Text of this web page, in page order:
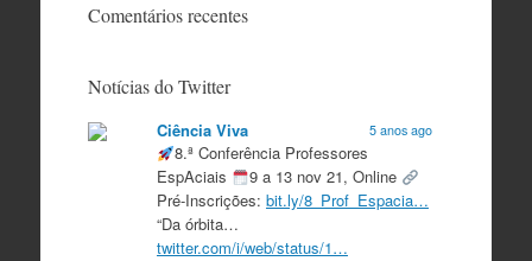
Comentários recentes
Notícias do Twitter
Ciência Viva 5 anos ago
8.ª Conferência Professores
EspAciais
9 a 13 nov 21, Online
Pré-Inscrições: bit.ly/8_Prof_Espacia…
“Da órbita…
twitter.com/i/web/status/1…